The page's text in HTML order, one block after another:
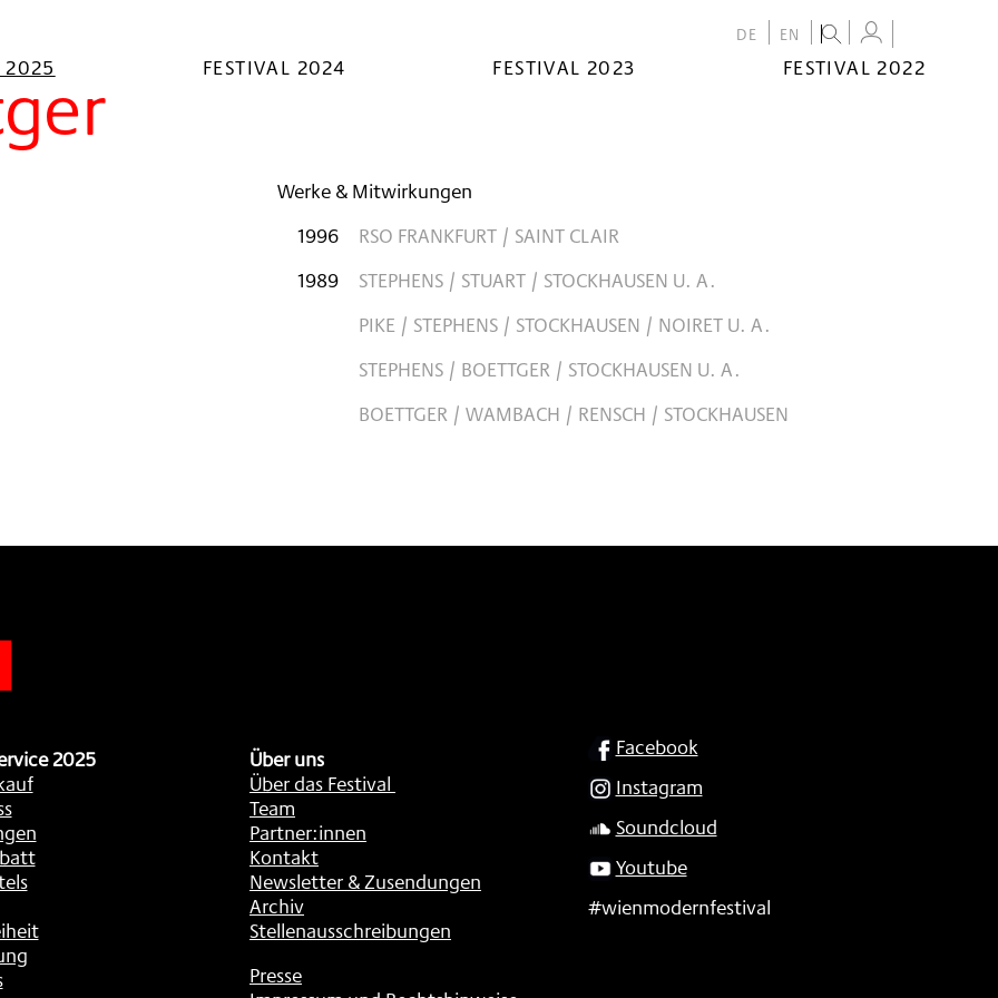
DE EN
2025 FESTIVAL 2024 FESTIVAL 2023 FESTIVAL 2022
Werke & Mitwirkungen
1996
RSO FRANKFURT / SAINT CLAIR
1989
STEPHENS / STUART / STOCKHAUSEN U. A.
PIKE / STEPHENS / STOCKHAUSEN / NOIRET U. A.
STEPHENS / BOETTGER / STOCKHAUSEN U. A.
BOETTGER / WAMBACH / RENSCH / STOCKHAUSEN
2025
Über uns
Über das Festival
Team
Partner:innen
Kontakt
Newsletter & Zusendungen
Archiv
Stellenausschreibungen
Presse
SOCIAL
Facebook
Instagram
Soundcloud
Youtube
#wienmodernfestival